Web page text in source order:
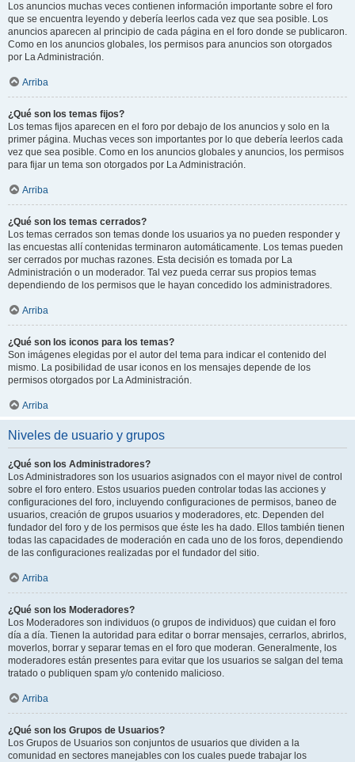
Los anuncios muchas veces contienen información importante sobre el foro
que se encuentra leyendo y debería leerlos cada vez que sea posible. Los
anuncios aparecen al principio de cada página en el foro donde se publicaron.
Como en los anuncios globales, los permisos para anuncios son otorgados
por La Administración.
Arriba
¿Qué son los temas fijos?
Los temas fijos aparecen en el foro por debajo de los anuncios y solo en la
primer página. Muchas veces son importantes por lo que debería leerlos cada
vez que sea posible. Como en los anuncios globales y anuncios, los permisos
para fijar un tema son otorgados por La Administración.
Arriba
¿Qué son los temas cerrados?
Los temas cerrados son temas donde los usuarios ya no pueden responder y
las encuestas allí contenidas terminaron automáticamente. Los temas pueden
ser cerrados por muchas razones. Esta decisión es tomada por La
Administración o un moderador. Tal vez pueda cerrar sus propios temas
dependiendo de los permisos que le hayan concedido los administradores.
Arriba
¿Qué son los iconos para los temas?
Son imágenes elegidas por el autor del tema para indicar el contenido del
mismo. La posibilidad de usar iconos en los mensajes depende de los
permisos otorgados por La Administración.
Arriba
Niveles de usuario y grupos
¿Qué son los Administradores?
Los Administradores son los usuarios asignados con el mayor nivel de control
sobre el foro entero. Estos usuarios pueden controlar todas las acciones y
configuraciones del foro, incluyendo configuraciones de permisos, baneo de
usuarios, creación de grupos usuarios y moderadores, etc. Dependen del
fundador del foro y de los permisos que éste les ha dado. Ellos también tienen
todas las capacidades de moderación en cada uno de los foros, dependiendo
de las configuraciones realizadas por el fundador del sitio.
Arriba
¿Qué son los Moderadores?
Los Moderadores son individuos (o grupos de individuos) que cuidan el foro
día a día. Tienen la autoridad para editar o borrar mensajes, cerrarlos, abrirlos,
moverlos, borrar y separar temas en el foro que moderan. Generalmente, los
moderadores están presentes para evitar que los usuarios se salgan del tema
tratado o publiquen spam y/o contenido malicioso.
Arriba
¿Qué son los Grupos de Usuarios?
Los Grupos de Usuarios son conjuntos de usuarios que dividen a la
comunidad en sectores manejables con los cuales puede trabajar los